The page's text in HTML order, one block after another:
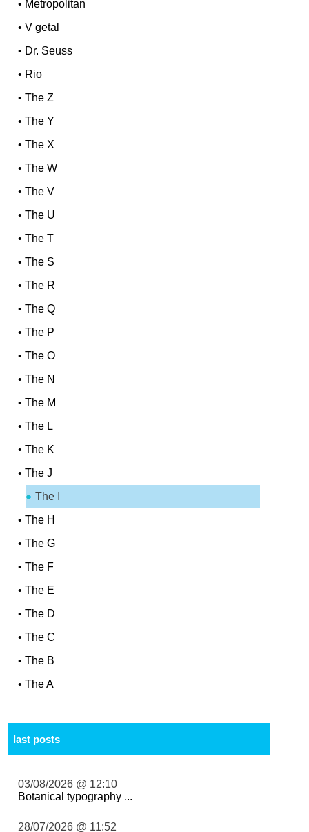
• Metropolitan
•V getal
• Dr. Seuss
• Rio
•The Z
•The Y
•The X
•The W
•The V
•The U
•The T
•The S
•The R
•The Q
•The P
•The O
•The N
•The M
•The L
•The K
•The J
The I
•The H
•The G
•The F
•The E
•The D
•The C
•The B
•The A
last posts
03/08/2026 @ 12:10
Botanical typography ...
28/07/2026 @ 11:52